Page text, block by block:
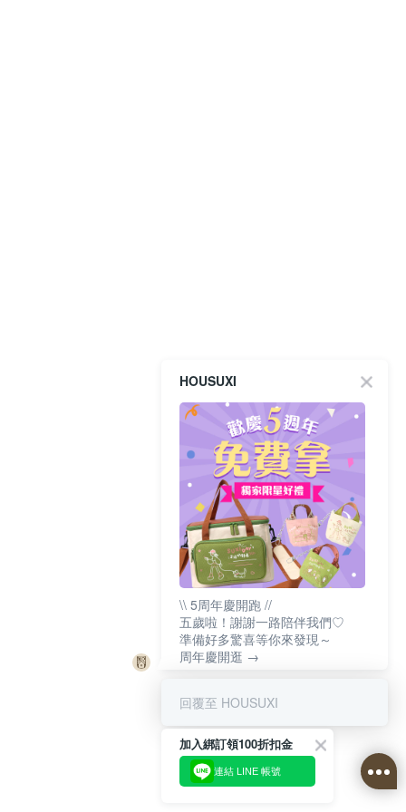
HOUSUXI
\\ 5周年慶開跑 //
五歲啦！謝謝一路陪伴我們♡
準備好多驚喜等你來發現～
周年慶開逛 →
回覆至 HOUSUXI
加入綁訂領100折扣金
連結 LINE 帳號